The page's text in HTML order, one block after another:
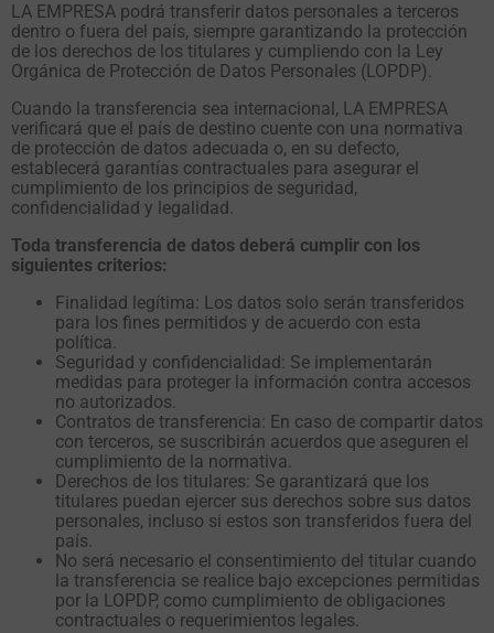
LA EMPRESA podrá transferir datos personales a terceros
dentro o fuera del país, siempre garantizando la protección
de los derechos de los titulares y cumpliendo con la Ley
Orgánica de Protección de Datos Personales (LOPDP).
Cuando la transferencia sea internacional, LA EMPRESA
verificará que el país de destino cuente con una normativa
de protección de datos adecuada o, en su defecto,
establecerá garantías contractuales para asegurar el
cumplimiento de los principios de seguridad,
confidencialidad y legalidad.
Toda transferencia de datos deberá cumplir con los
siguientes criterios:
Finalidad legítima: Los datos solo serán transferidos
para los fines permitidos y de acuerdo con esta
política.
Seguridad y confidencialidad: Se implementarán
medidas para proteger la información contra accesos
no autorizados.
Contratos de transferencia: En caso de compartir datos
con terceros, se suscribirán acuerdos que aseguren el
cumplimiento de la normativa.
Derechos de los titulares: Se garantizará que los
titulares puedan ejercer sus derechos sobre sus datos
personales, incluso si estos son transferidos fuera del
país.
No será necesario el consentimiento del titular cuando
la transferencia se realice bajo excepciones permitidas
por la LOPDP, como cumplimiento de obligaciones
contractuales o requerimientos legales.